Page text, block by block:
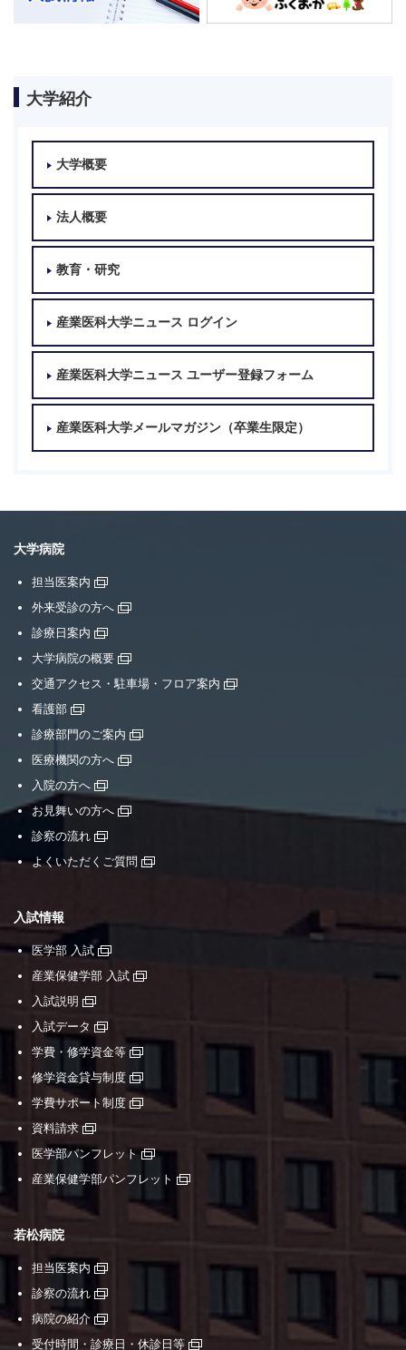
大学紹介
大学概要
法人概要
教育・研究
産業医科大学ニュース ログイン
産業医科大学ニュース ユーザー登録フォーム
産業医科大学メールマガジン（卒業生限定）
大学病院
担当医案内
外来受診の方へ
診療日案内
大学病院の概要
交通アクセス・駐車場・フロア案内
看護部
診療部門のご案内
医療機関の方へ
入院の方へ
お見舞いの方へ
診察の流れ
よくいただくご質問
入試情報
医学部 入試
産業保健学部 入試
入試説明
入試データ
学費・修学資金等
修学資金貸与制度
学費サポート制度
資料請求
医学部パンフレット
産業保健学部パンフレット
若松病院
担当医案内
診察の流れ
病院の紹介
受付時間・診療日・休診日等